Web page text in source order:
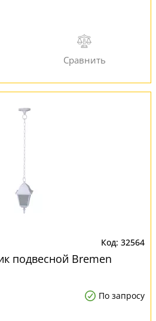
32564
подвесной Bremen
По запросу